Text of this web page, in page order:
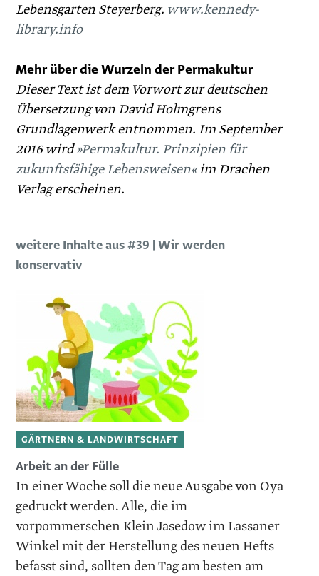
Lebensgarten Steyerberg. www.kennedy-
library.info
Mehr über die Wurzeln der Permakultur
Dieser Text ist dem Vorwort zur deutschen
Übersetzung von David Holmgrens
Grundlagenwerk entnommen. Im September
2016 wird»Permakultur. Prinzipien für
zukunftsfähige Lebensweisen«im ­Drachen
Verlag erscheinen.
weitere Inhalte aus #39 | Wir werden
konservativ
GÄRTNERN & LANDWIRTSCHAFT
Arbeit an der Fülle
In einer Woche soll die neue Ausgabe von Oya
gedruckt werden. Alle, die im
vorpommerschen Klein Jasedow im Lassaner
Winkel mit der Herstellung des neuen Hefts
befasst sind, sollten den Tag am besten am